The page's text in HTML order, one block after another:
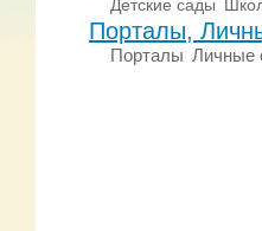
Детские сады
Порталы,
Порталы Личные